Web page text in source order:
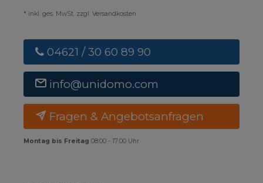
* inkl. ges. MwSt. zzgl. Versandkosten
04621 / 30 60 89 90
info@unidomo.com
Fragen & Angebotsanfragen
Montag bis Freitag 08:00 - 17:00 Uhr